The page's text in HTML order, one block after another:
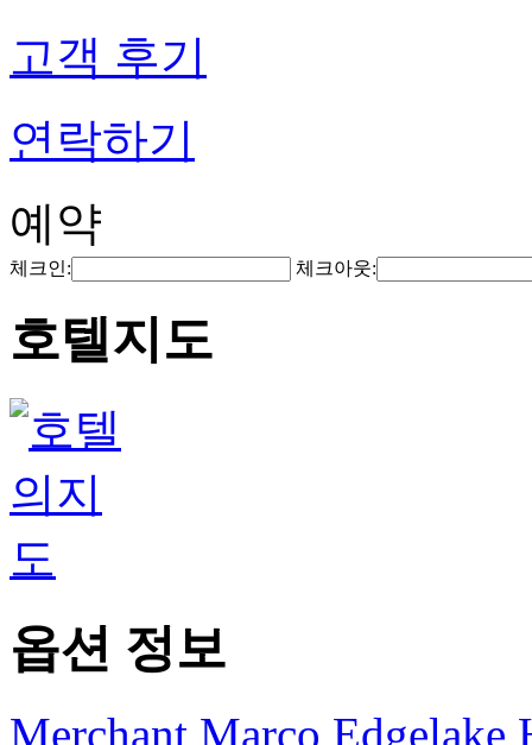
고객 후기
연락하기
예약
체크인: 체크아웃:
호텔지도
옵션 정보
Merchant Marco Edgelake